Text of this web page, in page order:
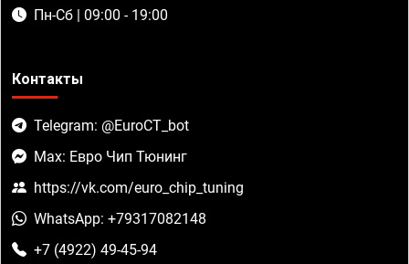
Пн-Сб | 09:00 - 19:00
Контакты
Telegram: @EuroCT_bot
Max: Евро Чип Тюнинг
https://vk.com/euro_chip_tuning
WhatsApp: +79317082148
+7 (4922) 49-45-94